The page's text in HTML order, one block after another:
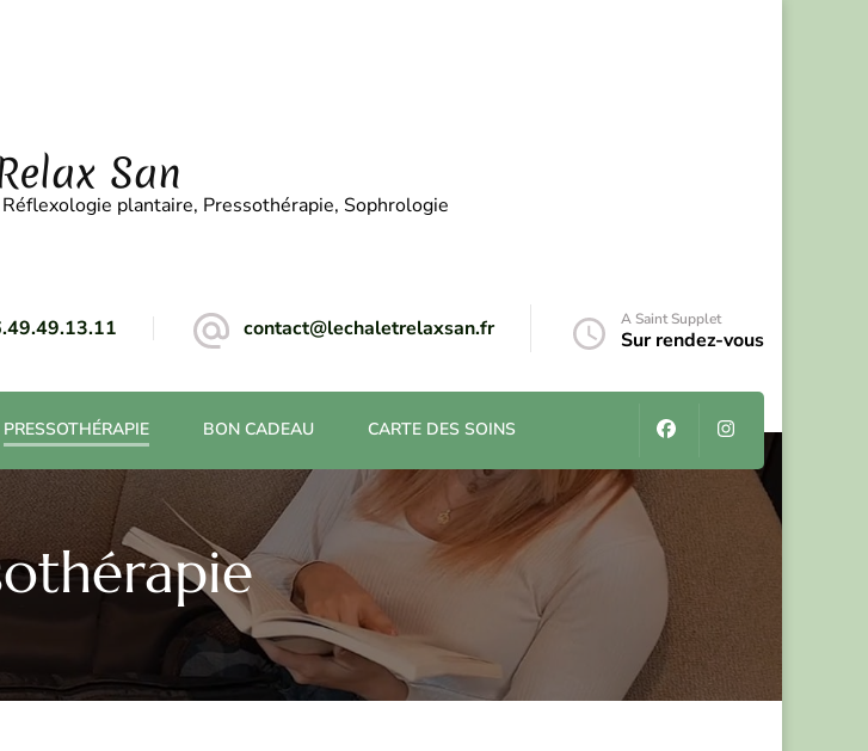
San
plantaire, Pressothérapie, Sophrologie
contact@lechaletrelaxsan.fr A Saint Supplet
Sur rendez-vous
PRESSOTHÉRAPIE BON CADEAU CARTE DES SOINS